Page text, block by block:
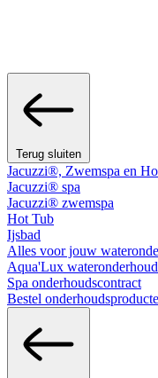
Terug sluiten
Jacuzzi®, Zwemspa en
Jacuzzi® spa
Jacuzzi® zwemspa
Hot Tub
Ijsbad
Alles voor jouw
Aqua'Lux
Spa onderhoudscontract
Bestel